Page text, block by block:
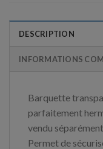
DESCRIPTION
INFORMATIONS
Barquette
parfaitement
vendu
Permet de